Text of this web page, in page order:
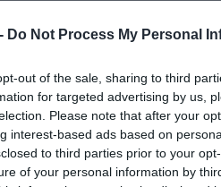
Do Not Process My Personal
out of the sale, sharing to third
for targeted advertising by us,
Please note that after your
interest-based ads based on
to third parties prior to your
of your personal information by